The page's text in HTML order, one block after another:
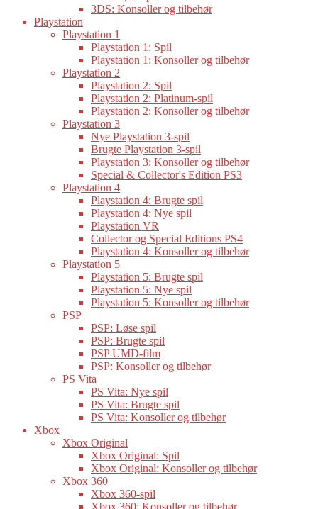
3DS: Konsoller og tilbehør
Playstation
Playstation 1
Playstation 1: Spil
Playstation 1: Konsoller og tilbehør
Playstation 2
Playstation 2: Spil
Playstation 2: Platinum-spil
Playstation 2: Konsoller og tilbehør
Playstation 3
Nye Playstation 3-spil
Brugte Playstation 3-spil
Playstation 3: Konsoller og tilbehør
Special & Collector's Edition PS3
Playstation 4
Playstation 4: Brugte spil
Playstation 4: Nye spil
Playstation VR
Collector og Special Editions PS4
Playstation 4: Konsoller og tilbehør
Playstation 5
Playstation 5: Brugte spil
Playstation 5: Nye spil
Playstation 5: Konsoller og tilbehør
PSP
PSP: Løse spil
PSP: Brugte spil
PSP UMD-film
PSP: Konsoller og tilbehør
PS Vita
PS Vita: Nye spil
PS Vita: Brugte spil
PS Vita: Konsoller og tilbehør
Xbox
Xbox Original
Xbox Original: Spil
Xbox Original: Konsoller og tilbehør
Xbox 360
Xbox 360-spil